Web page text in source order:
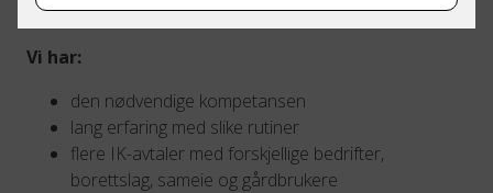
dine utfordringer i fokus.
Vi har:
den nødvendige kompetansen
lang erfaring med slike rutiner
flere IK-avtaler med forskjellige bedrifter,
borettslag, sameie og gårdbrukere